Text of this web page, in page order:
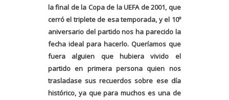
la final de la Copa de la UEFA de 2001, que
cerró el triplete de esa temporada, y el 10º
aniversario del partido nos ha parecido la
fecha ideal para hacerlo. Queríamos que
fuera alguien que hubiera vivido el
partido en primera persona quien nos
trasladase sus recuerdos sobre ese día
histórico, ya que para muchos es una de